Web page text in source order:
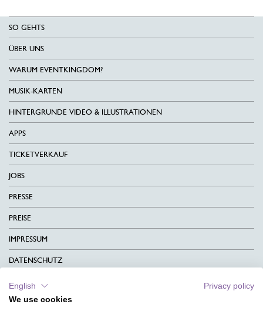
SO GEHTS
ÜBER UNS
WARUM EVENTKINGDOM?
MUSIK-KARTEN
HINTERGRÜNDE VIDEO & ILLUSTRATIONEN
APPS
TICKETVERKAUF
JOBS
PRESSE
PREISE
IMPRESSUM
DATENSCHUTZ
KONTAKT
AGB
English
Privacy policy
We use cookies